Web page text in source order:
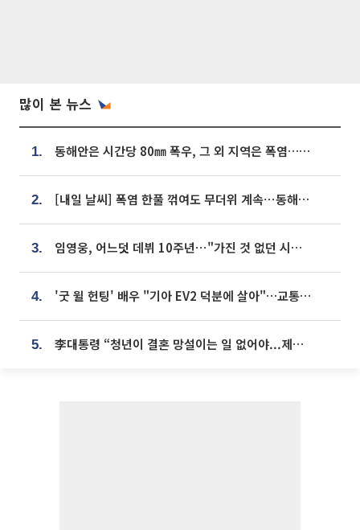
많이 본 뉴스
1. 동해안은 시간당 80㎜ 폭우, 그 외 지역은 폭염…‘극과 극 날씨’
2. [내일 날씨] 폭염 한풀 꺾여도 무더위 계속⋯동해안 이틀 연속 비
3. 임영웅, 어느덧 데뷔 10주년⋯"가진 것 없던 시절, 내 앞엔 20명의 팬뿐"
4. '굿 윌 헌팅' 배우 "기아 EV2 덕분에 살아"…교통사고 후 안전성 극찬
5. 李대통령 “청년이 결혼 망설이는 일 없어야...제도상 불이익 조사”